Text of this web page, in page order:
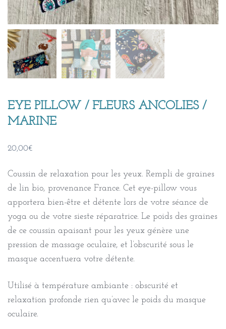
EYE PILLOW / FLEURS ANCOLIES /
MARINE
20,00€
Coussin de relaxation pour les yeux. Rempli de graines
de lin bio, provenance France. Cet eye-pillow vous
apportera bien-être et détente lors de votre séance de
yoga ou de votre sieste réparatrice. Le poids des graines
de ce coussin apaisant pour les yeux génère une
pression de massage oculaire, et l’obscurité sous le
masque accentuera votre détente.
Utilisé à température ambiante : obscurité et
relaxation profonde rien qu’avec le poids du masque
oculaire.